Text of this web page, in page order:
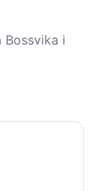
Bossvika i